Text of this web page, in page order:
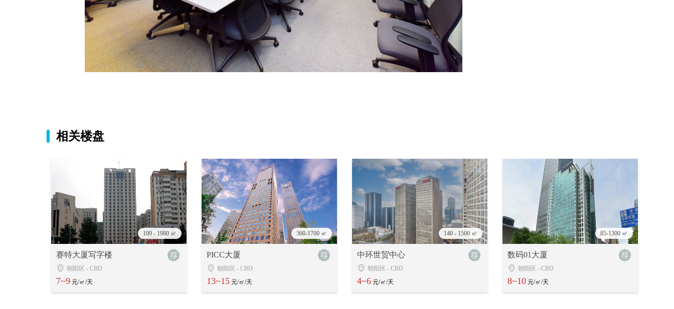
相关楼盘
109 - 1980 ㎡
赛特大厦写字楼
朝阳区 - CBD
7~9 元/㎡/天
360-1700 ㎡
PICC大厦
朝阳区 - CBD
13~15 元/㎡/天
140 - 1500 ㎡
中环世贸中心
朝阳区 - CBD
4~6 元/㎡/天
85-1300 ㎡
数码01大厦
朝阳区 - CBD
8~10 元/㎡/天